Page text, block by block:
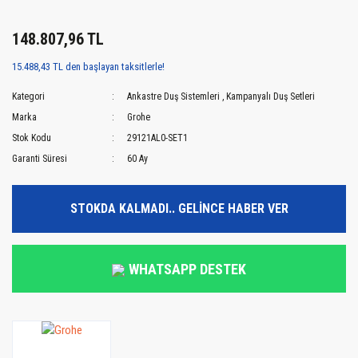
148.807,96 TL
15.488,43 TL den başlayan taksitlerle!
Kategori Ankastre Duş Sistemleri , Kampanyalı Duş Setleri
Marka
Grohe
Stok Kodu
29121AL0-SET1
Garanti Süresi
60 Ay
STOKDA KALMADI.. GELİNCE HABER VER
WHATSAPP DESTEK